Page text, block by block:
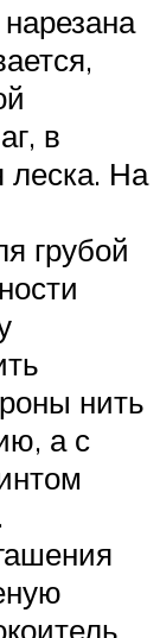
в
леска. На
грубой
нить
а с